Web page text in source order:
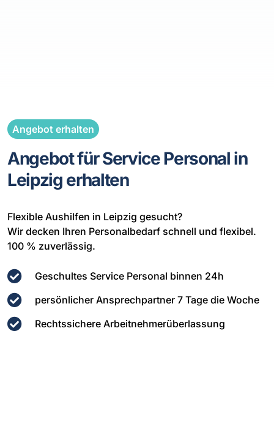
Angebot erhalten
Angebot für Service Personal in
Leipzig erhalten
Flexible Aushilfen in Leipzig gesucht?
Wir decken Ihren Personalbedarf schnell und flexibel.
100 % zuverlässig.
Geschultes Service Personal binnen 24h
persönlicher Ansprechpartner 7 Tage die Woche
Rechtssichere Arbeitnehmerüberlassung